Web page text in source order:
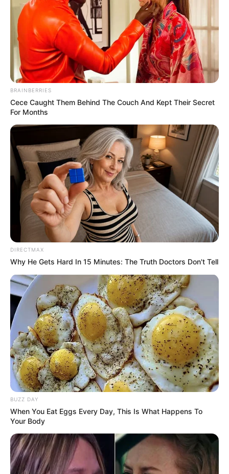
BRAINBERRIES
Cece Caught Them Behind The Couch And Kept Their Secret
For Months
DIRECTMAX
Why He Gets Hard In 15 Minutes: The Truth Doctors Don't Tell
BUZZ DAY
When You Eat Eggs Every Day, This Is What Happens To
Your Body